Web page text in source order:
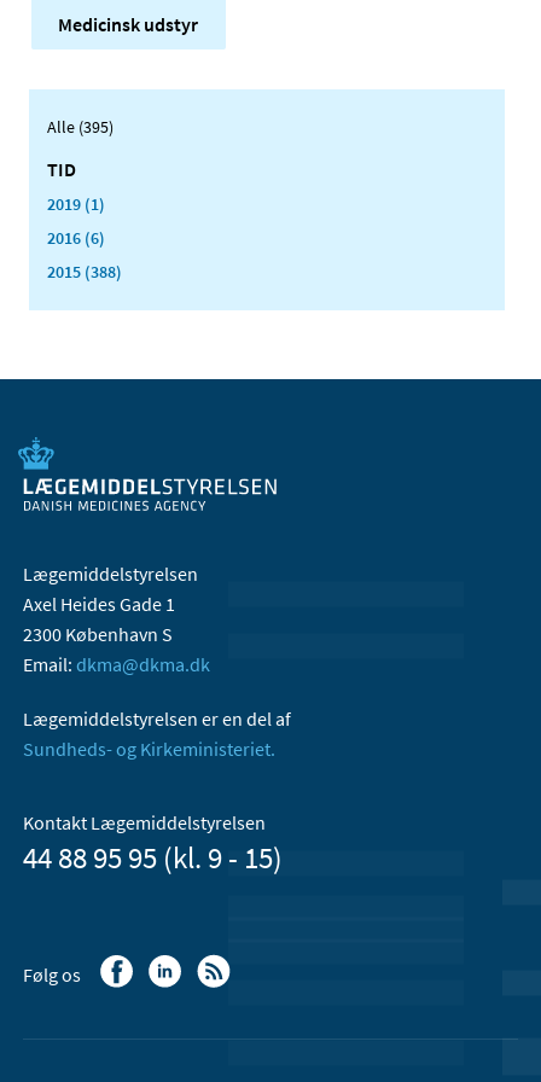
Medicinsk udstyr
Alle (395)
TID
2019 (1)
2016 (6)
2015 (388)
Lægemiddelstyrelsen
Axel Heides Gade 1
2300 København S
Email: dkma@dkma.dk
Lægemiddelstyrelsen er en del af
Sundheds- og Kirkeministeriet.
Kontakt Lægemiddelstyrelsen
44 88 95 95 (kl. 9 - 15)
Følg os